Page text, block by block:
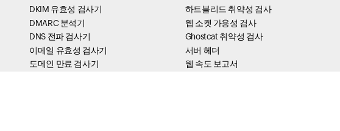
DKIM 유효성 검사기
DMARC 분석기
DNS 전파 검사기
이메일 유효성 검사기
도메인 만료 검사기
하트블리드 취약성 검사
웹 소켓 가용성 검사
Ghostcat 취약성 검사
서버 헤더
웹 속도 보고서